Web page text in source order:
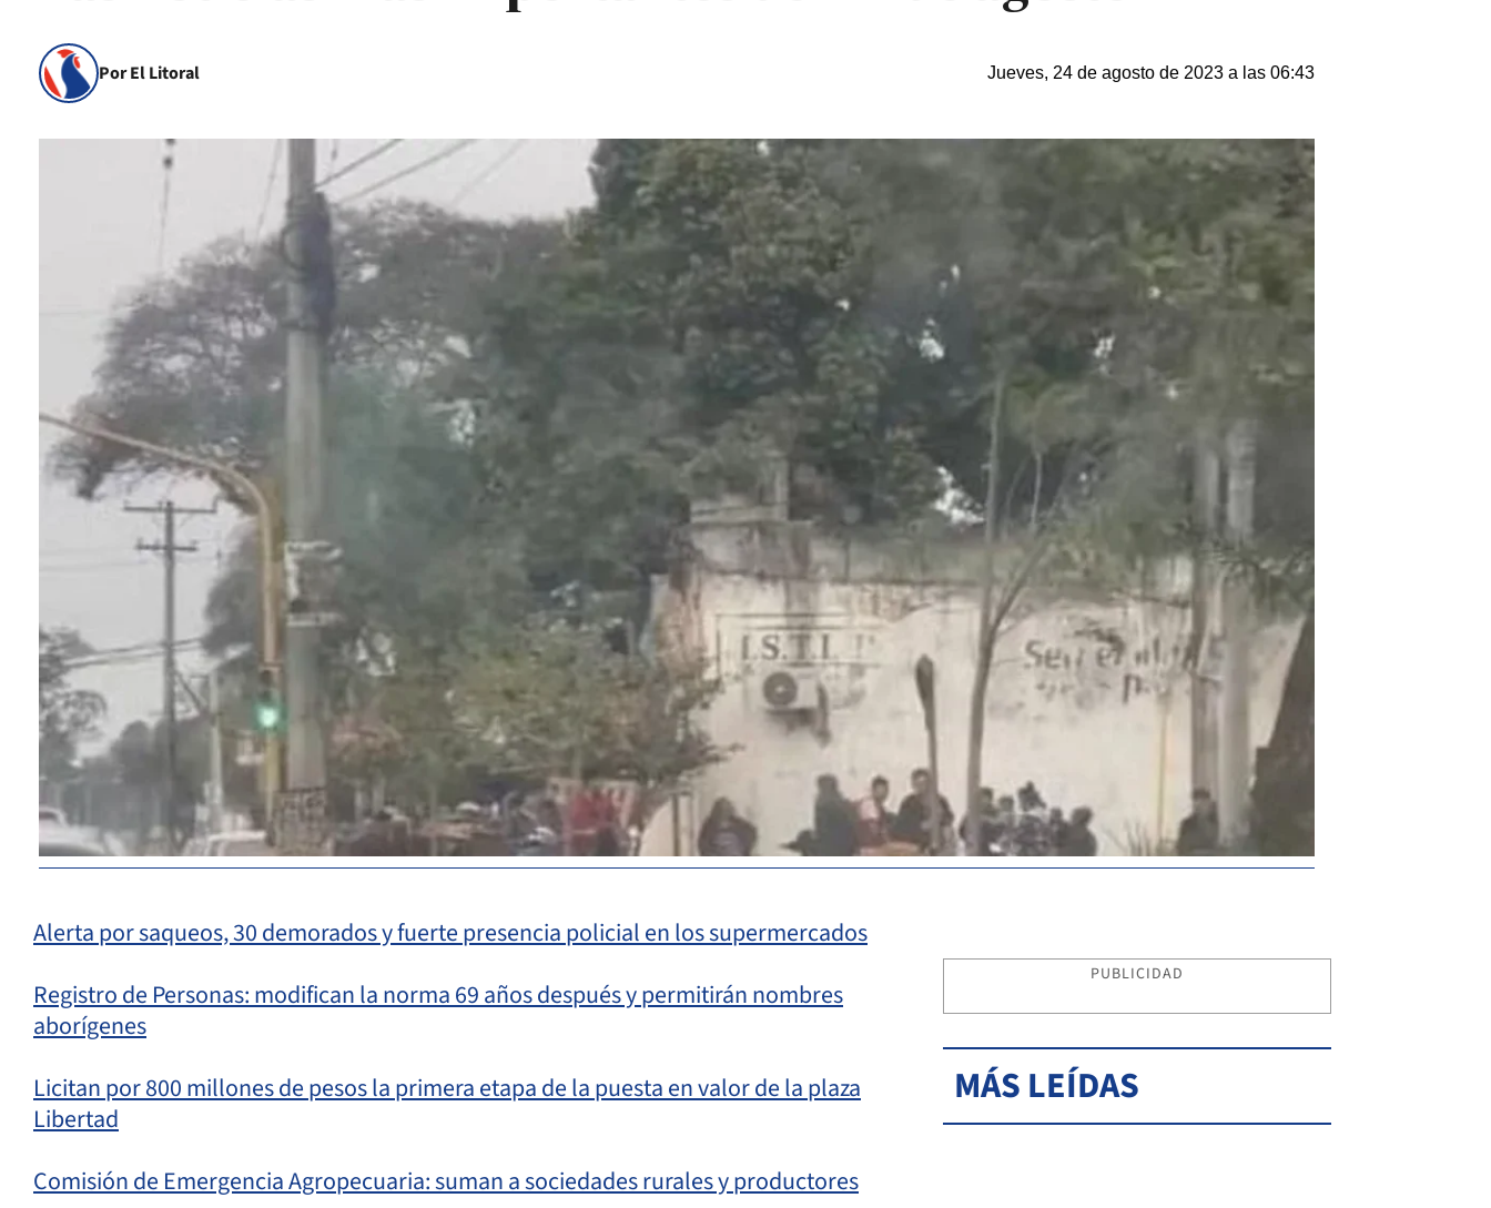
Por El Litoral Jueves, 24 de agosto de 2023 a las 06:43
Alerta por saqueos, 30 demorados y fuerte presencia policial en los supermercados
Registro de Personas: modifican la norma 69 años después y permitirán nombres
aborígenes
Licitan por 800 millones de pesos la primera etapa de la puesta en valor de la plaza
Libertad
Comisión de Emergencia Agropecuaria: suman a sociedades rurales y productores
PUBLICIDAD
MÁS LEÍDAS